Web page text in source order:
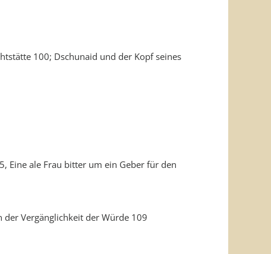
100; Dschunaid und der Kopf seines
Eine ale Frau bitter um ein Geber für den
Vergänglichkeit der Würde 109